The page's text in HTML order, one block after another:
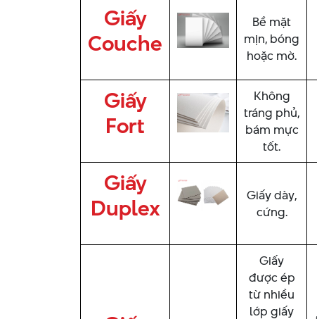
Giấy
Couche
Bề mặt
mịn, bóng
hoặc mờ.
Giấy
Fort
Không
tráng phủ,
bám mực
tốt.
Giấy
Duplex
Giấy dày,
cứng.
Giấy
được ép
từ nhiều
lớp giấy